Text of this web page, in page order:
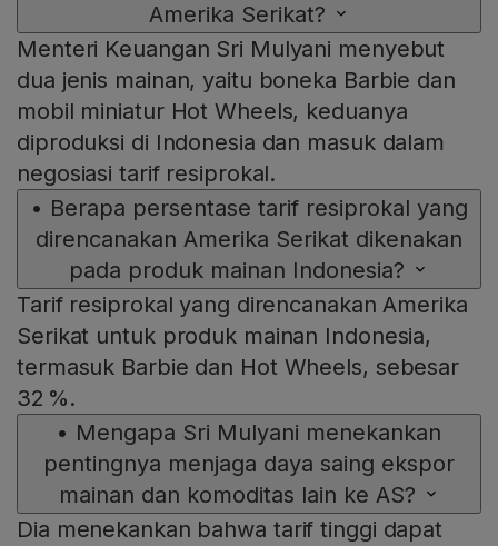
Amerika Serikat?
Menteri Keuangan Sri Mulyani menyebut
dua jenis mainan, yaitu boneka Barbie dan
mobil miniatur Hot Wheels, keduanya
diproduksi di Indonesia dan masuk dalam
negosiasi tarif resiprokal.
• Berapa persentase tarif resiprokal yang
direncanakan Amerika Serikat dikenakan
pada produk mainan Indonesia?
Tarif resiprokal yang direncanakan Amerika
Serikat untuk produk mainan Indonesia,
termasuk Barbie dan Hot Wheels, sebesar
32 %.
• Mengapa Sri Mulyani menekankan
pentingnya menjaga daya saing ekspor
mainan dan komoditas lain ke AS?
Dia menekankan bahwa tarif tinggi dapat